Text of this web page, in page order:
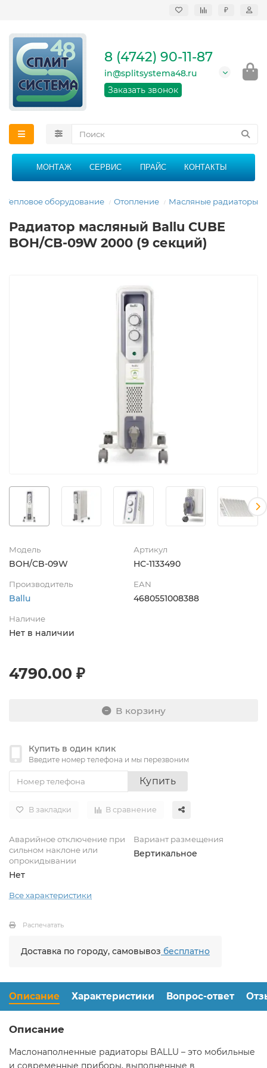
₽
кондиционеров в
области
График работы: 9:00 -
21:00 без перерыва и
8 (4742) 90-11-87
in@splitsystema48.ru
Заказать звонок
МОНТАЖ СЕРВИС ПРАЙС КОНТАКТЫ
Тепловое оборудование Отопление Масляные радиаторы
Радиатор масляный Ballu CUBE
BOH/CB-09W 2000 (9 секций)
Модель
BOH/CB-09W
Артикул
НС-1133490
Производитель
Ballu
EAN
4680551008388
Наличие
Нет в наличии
4790.00 ₽
В корзину
Купить в один клик
Введите номер телефона и мы перезвоним
Купить
В закладки В сравнение
Аварийное отключение при
сильном наклоне или
опрокидывании
Нет
Вариант размещения
Вертикальное
Все характеристики
Распечатать
Доставка по городу, самовывоз бесплатно
Описание Характеристики Вопрос-ответ
Описание
Маслонаполненные радиаторы BALLU – это мобильные
и современные приборы, выполненные в